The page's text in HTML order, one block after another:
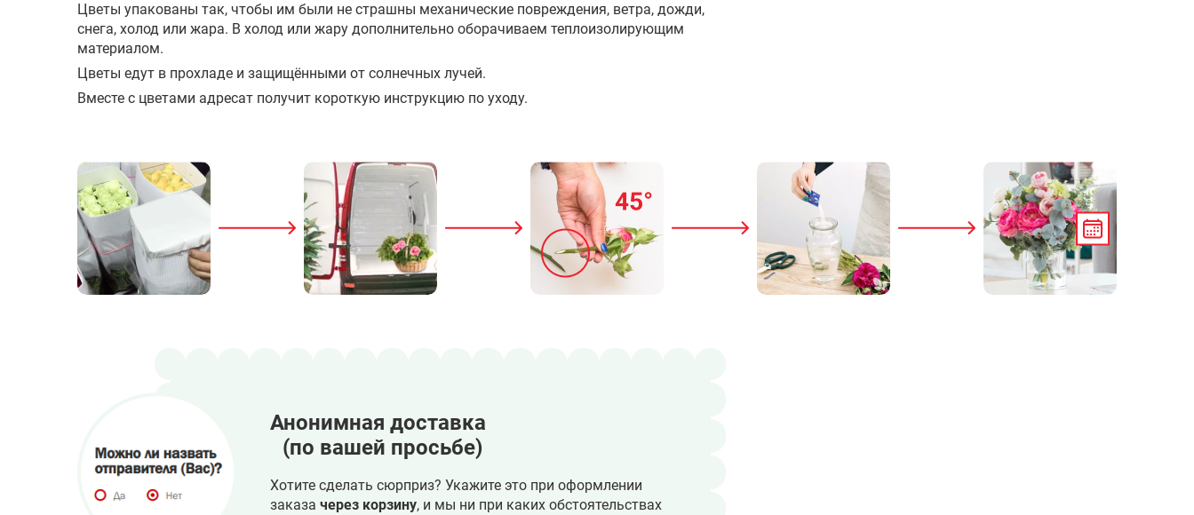
Цветы упакованы так, чтобы им были не страшны механические повреждения, ветра, дожди,
снега, холод или жара. В холод или жару дополнительно оборачиваем теплоизолирующим
материалом.
Цветы едут в прохладе и защищёнными от солнечных лучей.
Вместе с цветами адресат получит короткую инструкцию по уходу.
Анонимная доставка
(по вашей просьбе)
Хотите сделать сюрприз? Укажите это при оформлении
заказа через корзину, и мы ни при каких обстоятельствах